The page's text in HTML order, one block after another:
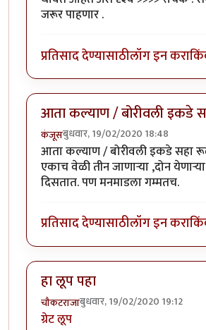
जरूर पाहणार .
प्रतिसाद देण्यासाठीलॉग इन करा
आता कल्याण / बोरीवली इकडे
कंजूसबुधवार, 19/02/2020 18:48
आता कल्याण / बोरीवली इकडे सहा
एकाच वेळी तीन जाणाऱ्या ,दोन
दिसतात. पण मनमाडला गम्मतच.
प्रतिसाद देण्यासाठीलॉग इन करा
हा लूप पहा
चौकटराजाबुधवार, 19/02/2020 19:12
ग्रेट लूप